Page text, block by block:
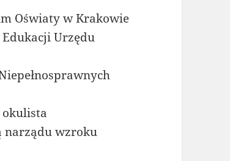
Oświaty w Krakowie
Urzędu
okulista
narządu wzroku